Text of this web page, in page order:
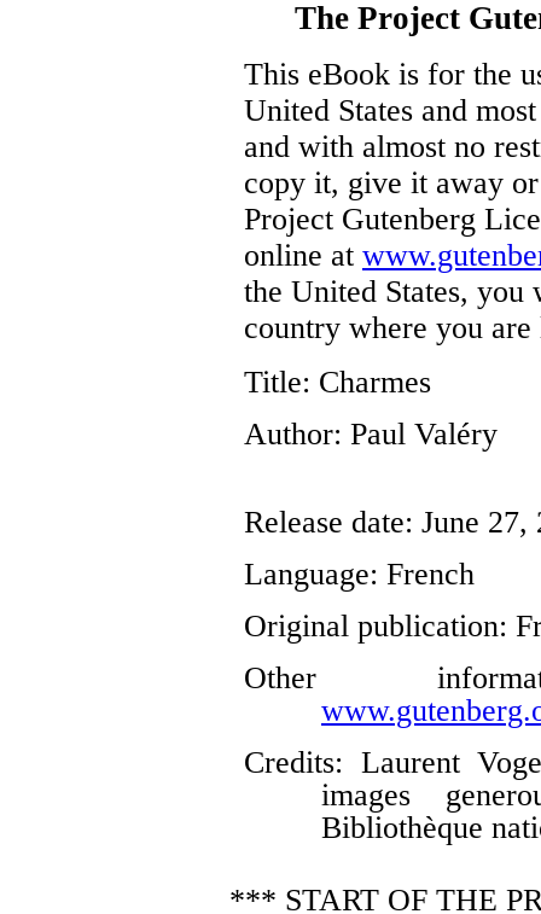
The Project
This eBook is for the
United States and
and with almost no
copy it, give it away
Project Gutenberg
online at
the United States,
country where you
Title: Charmes
Author: Paul Valéry
Release date: June
Language: French
Original publication:
Other
Credits: Laurent
images
Bibliothèque
*** START OF THE